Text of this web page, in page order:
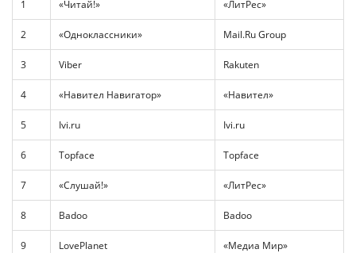
1 «Читай!» «ЛитРес»
2 «Одноклассники» Mail.Ru Group
3 Viber Rakuten
4 «Навител Навигатор» «Навител»
5 Ivi.ru Ivi.ru
6 Topface Topface
7 «Слушай!» «ЛитРес»
8 Badoo Badoo
9 LovePlanet «Медиа Мир»